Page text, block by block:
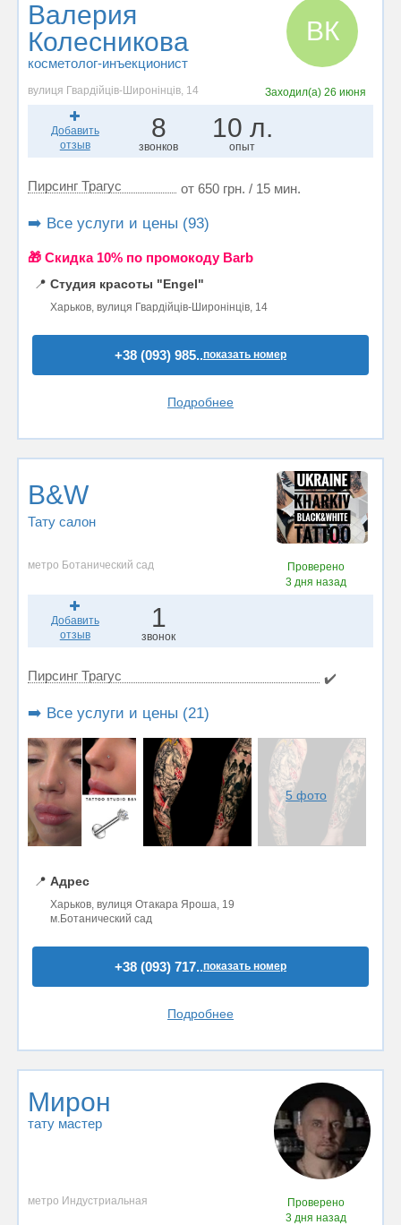
Валерия
Колесникова
косметолог-инъекционист
ВК
вулиця Гвардійців-Широнінців, 14 Заходил(а)26 июня
Добавить
отзыв
8
звонков
10 л.
опыт
Пирсинг Трагус от 650 грн. / 15 мин.
➡️ Все услуги и цены (93)
🎁 Cкидка 10% по промокоду Barb
📍 Студия красоты "Engel"
Харьков, вулиця Гвардійців-Широнінців, 14
+38 (093) 985..показать номер
Подробнее
B&W
Тату салон
метро Ботанический сад
Проверено
3 дня назад
Добавить
отзыв
1
звонок
Пирсинг Трагус ✔️
➡️ Все услуги и цены (21)
5 фото
📍 Адрес
Харьков, вулиця Отакара Яроша, 19
м.Ботанический сад
+38 (093) 717..показать номер
Подробнее
Мирон
тату мастер
метро Индустриальная
Проверено
3 дня назад